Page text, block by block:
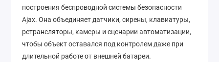
построения беспроводной системы безопасности
Ajax. Она объединяет датчики, сирены, клавиатуры,
ретрансляторы, камеры и сценарии автоматизации,
чтобы объект оставался под контролем даже при
длительной работе от внешней батареи.